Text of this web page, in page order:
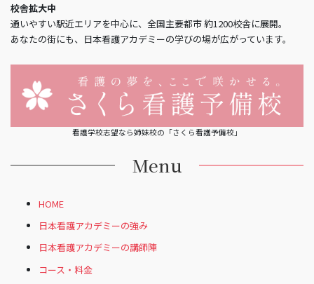
校舎拡大中
通いやすい駅近エリアを中心に、全国主要都市 約1200校舎に展開。
あなたの街にも、日本看護アカデミーの学びの場が広がっています。
看護学校志望なら姉妹校の「さくら看護予備校」
Menu
HOME
日本看護アカデミーの強み
日本看護アカデミーの講師陣
コース・料金